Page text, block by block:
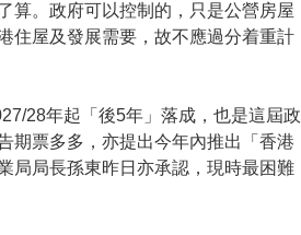
算。政府可以控制的，只是公營房屋
住屋及發展需要，故不應過分着重計
28年起「後5年」落成，也是這屆政
期票多多，亦提出今年內推出「香港
局局長孫東昨日亦承認，現時最困難